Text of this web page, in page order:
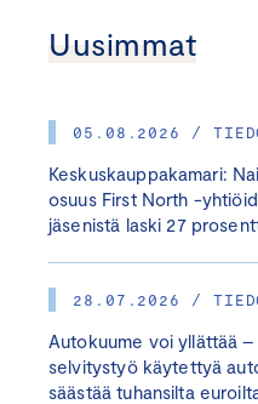
Uusimmat
05.08.2026 /
Keskuskauppakamari:
osuus First North -
jäsenistä laski 27
28.07.2026 /
Autokuume voi yllättää –
selvitystyö käytettyä
säästää tuhansilta